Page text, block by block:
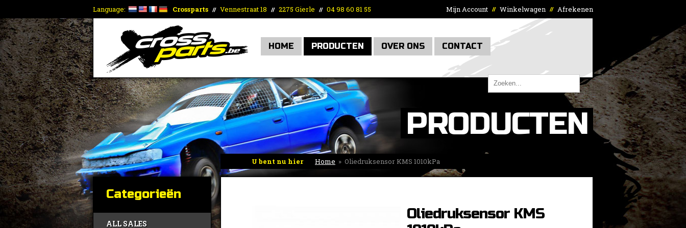
Language: Crossparts // Vennestraat 18 // 2275 Gierle // 04 98 60 81 55 Mijn Account // Winkelwagen // Afrekenen
HOME PRODUCTEN OVER ONS CONTACT
PRODUCTEN
U bent nu hier Home » Oliedruksensor KMS 1010kPa
Categorieën
ALL SALES
Oliedruksensor KMS